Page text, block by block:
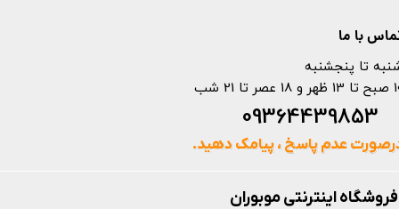
فروشگاه اینترنتی موبوران
با ما
تا پنجشنبه
تا 21 شب
عدم پاسخ ، پیامک دهید.